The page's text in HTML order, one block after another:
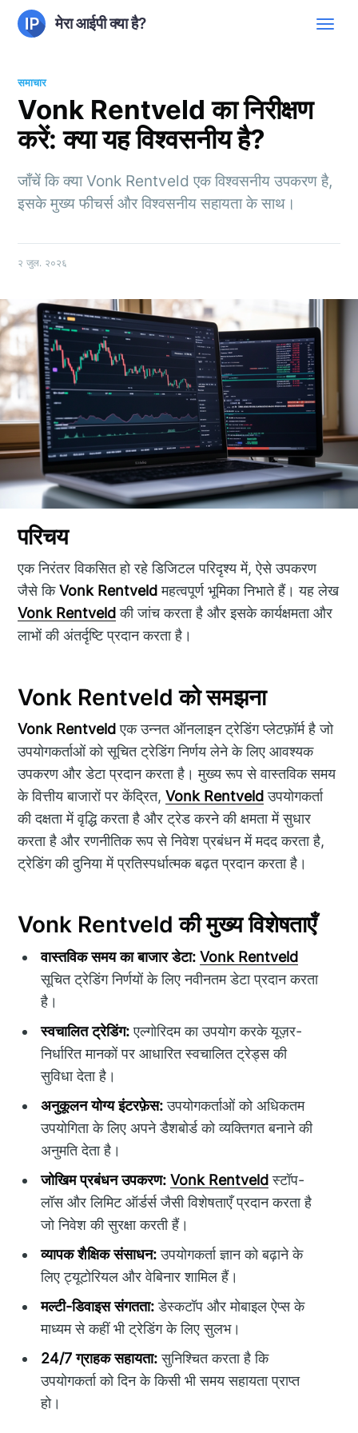
मेरा आईपी क्या है?
समाचार
Vonk Rentveld का निरीक्षण
करें: क्या यह विश्वसनीय है?
जाँचें कि क्या Vonk Rentveld एक विश्वसनीय उपकरण है,
इसके मुख्य फीचर्स और विश्वसनीय सहायता के साथ।
२ जुल. २०२६
परिचय
एक निरंतर विकसित हो रहे डिजिटल परिदृश्य में, ऐसे उपकरण
जैसे किVonk Rentveld महत्वपूर्ण भूमिका निभाते हैं। यह लेख
Vonk Rentveld की जांच करता है और इसके कार्यक्षमता और
लाभों की अंतर्दृष्टि प्रदान करता है।
Vonk Rentveld को समझना
Vonk Rentveld एक उन्नत ऑनलाइन ट्रेडिंग प्लेटफ़ॉर्म है जो
उपयोगकर्ताओं को सूचित ट्रेडिंग निर्णय लेने के लिए आवश्यक
उपकरण और डेटा प्रदान करता है। मुख्य रूप से वास्तविक समय
के वित्तीय बाजारों पर केंद्रित,Vonk Rentveld उपयोगकर्ता
की दक्षता में वृद्धि करता है और ट्रेड करने की क्षमता में सुधार
करता है और रणनीतिक रूप से निवेश प्रबंधन में मदद करता है,
ट्रेडिंग की दुनिया में प्रतिस्पर्धात्मक बढ़त प्रदान करता है।
Vonk Rentveld की मुख्य विशेषताएँ
वास्तविक समय का बाजार डेटा: Vonk Rentveld
सूचित ट्रेडिंग निर्णयों के लिए नवीनतम डेटा प्रदान करता
है।
स्वचालित ट्रेडिंग:एल्गोरिदम का उपयोग करके यूज़र-
निर्धारित मानकों पर आधारित स्वचालित ट्रेड्स की
सुविधा देता है।
अनुकूलन योग्य इंटरफ़ेस:उपयोगकर्ताओं को अधिकतम
उपयोगिता के लिए अपने डैशबोर्ड को व्यक्तिगत बनाने की
अनुमति देता है।
जोखिम प्रबंधन उपकरण: Vonk Rentveldस्टॉप-
लॉस और लिमिट ऑर्डर्स जैसी विशेषताएँ प्रदान करता है
जो निवेश की सुरक्षा करती हैं।
व्यापक शैक्षिक संसाधन:उपयोगकर्ता ज्ञान को बढ़ाने के
लिए ट्यूटोरियल और वेबिनार शामिल हैं।
मल्टी-डिवाइस संगतता:डेस्कटॉप और मोबाइल ऐप्स के
माध्यम से कहीं भी ट्रेडिंग के लिए सुलभ।
24/7 ग्राहक सहायता:सुनिश्चित करता है कि
उपयोगकर्ता को दिन के किसी भी समय सहायता प्राप्त
हो।